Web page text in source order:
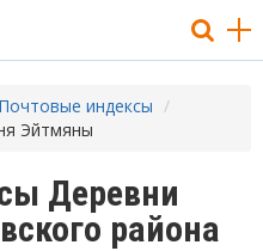
Почтовые индексы
Эйтмяны
Деревни
района